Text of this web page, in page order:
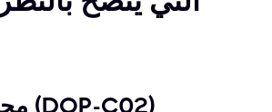
1. مهندس DevOps معتمد من AWS - محترف (DOP-C02)